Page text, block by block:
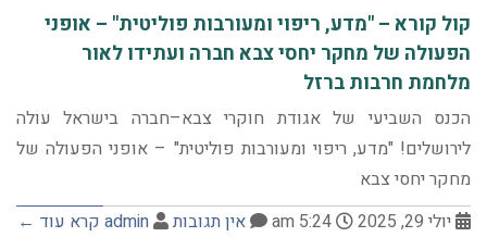
קול קורא – "מדע, ריפוי ומעורבות פוליטית" – אופני
הפעולה של מחקר יחסי צבא חברה ועתידו לאור
מלחמת חרבות ברזל
הכנס השביעי של אגודת חוקרי צבא–חברה בישראל עולה
לירושלים! "מדע, ריפוי ומעורבות פוליטית" – אופני הפעולה של
מחקר יחסי צבא
יולי 29, 2025
אין תגובות admin קרא עוד ←